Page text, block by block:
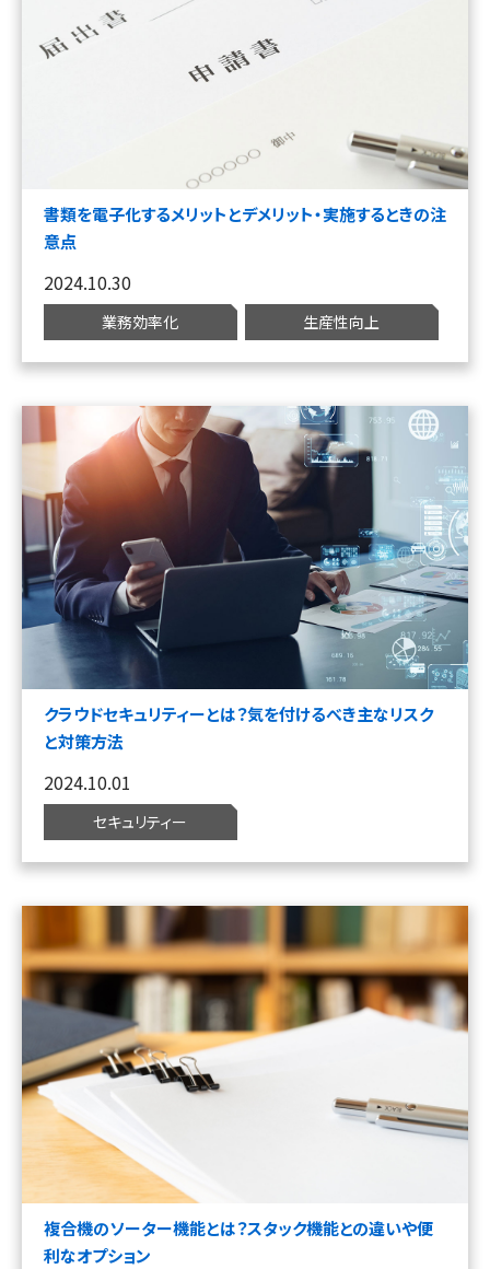
書類を電子化するメリットとデメリット・実施するときの注
意点
2024.10.30
業務効率化 生産性向上
クラウドセキュリティーとは？気を付けるべき主なリスク
と対策方法
2024.10.01
セキュリティー
複合機のソーター機能とは？スタック機能との違いや便
利なオプション